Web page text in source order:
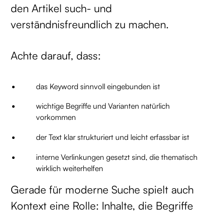
den Artikel such- und
verständnisfreundlich zu machen.
Achte darauf, dass:
das Keyword sinnvoll eingebunden ist
wichtige Begriffe und Varianten natürlich
vorkommen
der Text klar strukturiert und leicht erfassbar ist
interne Verlinkungen gesetzt sind, die thematisch
wirklich weiterhelfen
Gerade für moderne Suche spielt auch
Kontext eine Rolle: Inhalte, die Begriffe